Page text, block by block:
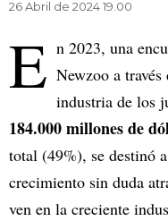
26 Abril de 2024 19.00
E n 2023, una
Newzoo a
industria de los
184.000 millones de
total (49%), se destinó
crecimiento sin duda
ven en la creciente